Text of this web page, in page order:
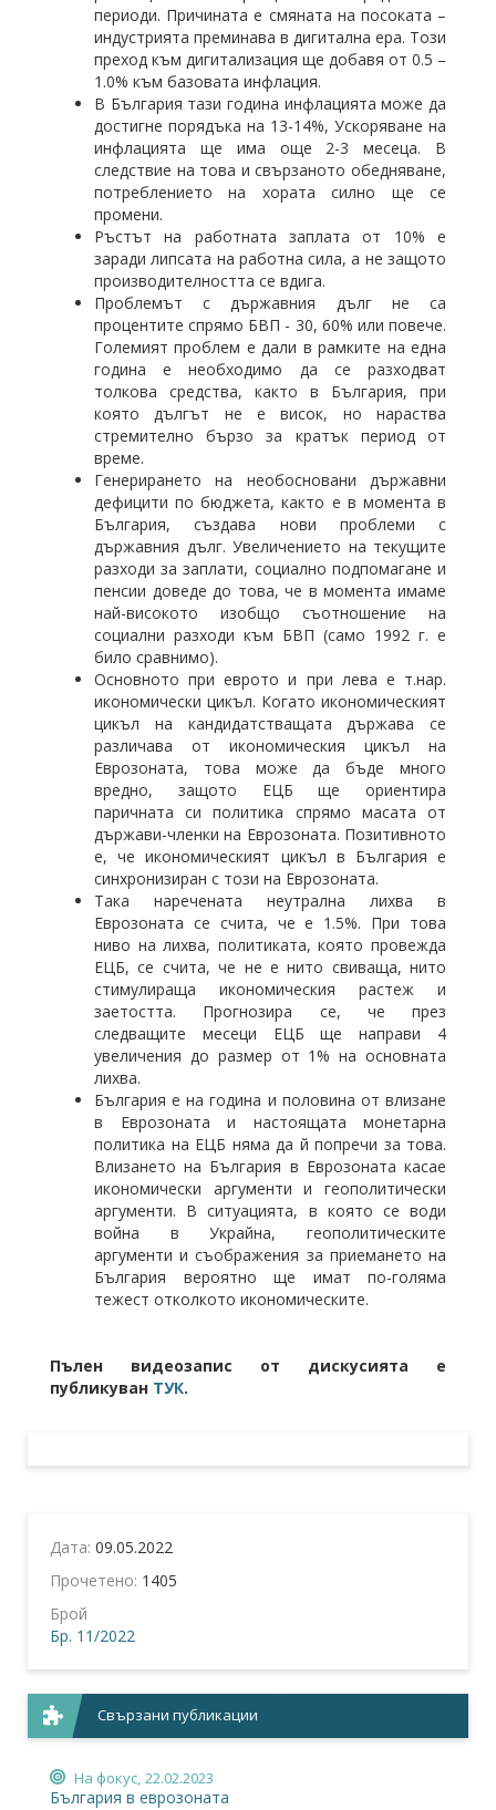
периоди. Причината е смяната на посоката –
индустрията преминава в дигитална ера. Този
преход към дигитализация ще добавя от 0.5 –
1.0% към базовата инфлация.
В България тази година инфлацията може да
достигне порядъка на 13-14%, Ускоряване на
инфлацията ще има още 2-3 месеца. В
следствие на това и свързаното обедняване,
потреблението на хората силно ще се
промени.
Ръстът на работната заплата от 10% е
заради липсата на работна сила, а не защото
производителността се вдига.
Проблемът с държавния дълг не са
процентите спрямо БВП - 30, 60% или повече.
Големият проблем е дали в рамките на една
година е необходимо да се разходват
толкова средства, както в България, при
която дългът не е висок, но нараства
стремително бързо за кратък период от
време.
Генерирането на необосновани държавни
дефицити по бюджета, както е в момента в
България, създава нови проблеми с
държавния дълг. Увеличението на текущите
разходи за заплати, социално подпомагане и
пенсии доведе до това, че в момента имаме
най-високото изобщо съотношение на
социални разходи към БВП (само 1992 г. е
било сравнимо).
Основното при еврото и при лева е т.нар.
икономически цикъл. Когато икономическият
цикъл на кандидатстващата държава се
различава от икономическия цикъл на
Еврозоната, това може да бъде много
вредно, защото ЕЦБ ще ориентира
паричната си политика спрямо масата от
държави-членки на Еврозоната. Позитивното
е, че икономическият цикъл в България е
синхронизиран с този на Еврозоната.
Така наречената неутрална лихва в
Еврозоната се счита, че е 1.5%. При това
ниво на лихва, политиката, която провежда
ЕЦБ, се счита, че не е нито свиваща, нито
стимулираща икономическия растеж и
заетостта. Прогнозира се, че през
следващите месеци ЕЦБ ще направи 4
увеличения до размер от 1% на основната
лихва.
България е на година и половина от влизане
в Еврозоната и настоящата монетарна
политика на ЕЦБ няма да й попречи за това.
Влизането на България в Еврозоната касае
икономически аргументи и геополитически
аргументи. В ситуацията, в която се води
война в Украйна, геополитическите
аргументи и съображения за приемането на
България вероятно ще имат по-голяма
тежест отколкото икономическите.
Пълен видеозапис от дискусията е
публикуван ТУК.
Дата: 09.05.2022
Прочетено: 1405
Брой
Бр. 11/2022
Свързани публикации
На фокус, 22.02.2023
България в еврозоната